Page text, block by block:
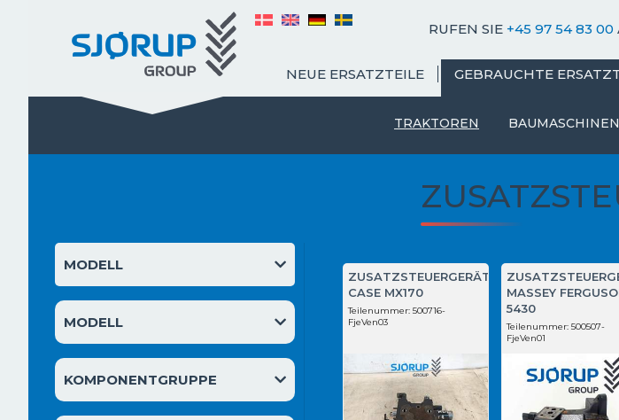
MODELL
MODELL
KOMPONENTGRUPPE
ZUSATZSTEUERGERÄT
CASE MX170
Teilenummer: 500716-
FjeVen03
MASSEY
5430
Teilenummer: 500507-
FjeVen01
RUFEN SIE +45 97 54 83 00
NEUE ERSATZTEILE GEBRAUCHTE
TRAKTOREN BAUMASCHINEN